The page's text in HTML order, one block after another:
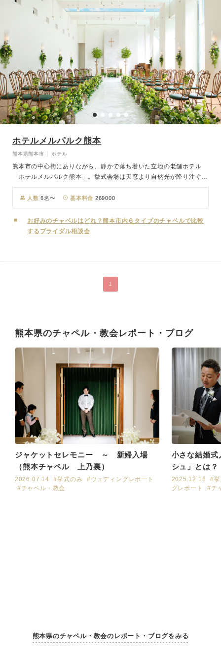
ホテルメルパルク熊本
熊本県熊本市 │ ホテル
熊本市の中心街にありながら、静かで落ち着いた立地の老舗ホテル
「ホテルメルパルク熊本」。挙式会場は天窓より自然光が降り注ぐ全
天候型のチャペル「エンジェル」。白を基調とし、ナチュラルなグリ
ーンで彩られた空間が陽光を受けて光り輝きます。ゲストとの距離も
近く、あたたかくアットホームな雰囲気で、おふたりも絆を感じるこ
とができます。
人数 6名〜 基本料金 269000
お好みのチャペルはどれ？熊本市内６タイプのチャペルで比較
するブライダル相談会
1
熊本県のチャペル・教会レポート・ブログ
熊本県のチャペル・教会のレポート・ブログをみる
ジャケットセレモニー ～ 新婦入場
（熊本チャペル 上乃裏）
2026.07.14 #挙式のみ
#ウェディングレポート
#チャペル・教会
小さな結婚
シュ」とは？
2025.12.18
#
グレポート
#チ